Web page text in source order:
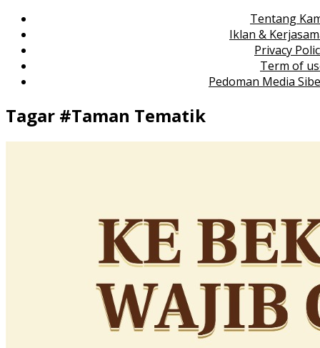
Tentang
Iklan &
Privacy
Term of
Pedoman Media
Tagar #Taman Tematik